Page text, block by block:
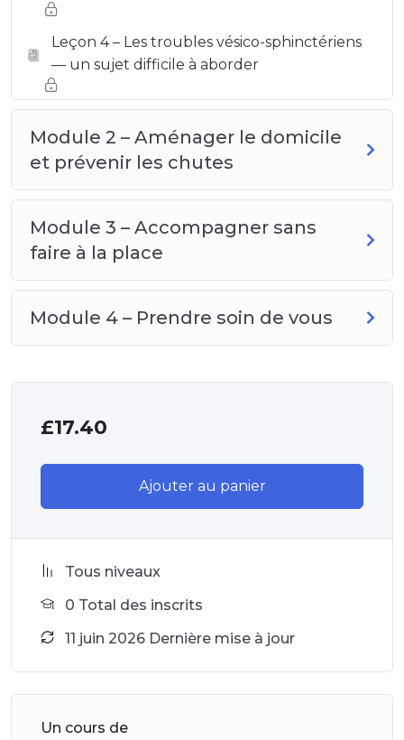
Leçon 4 – Les troubles vésico-sphinctériens
— un sujet difficile à aborder
Module 2 – Aménager le domicile
et prévenir les chutes
Module 3 – Accompagner sans
faire à la place
Module 4 – Prendre soin de vous
£17.40
Ajouter au panier
Tous niveaux
0 Total des inscrits
11 juin 2026 Dernière mise à jour
Un cours de